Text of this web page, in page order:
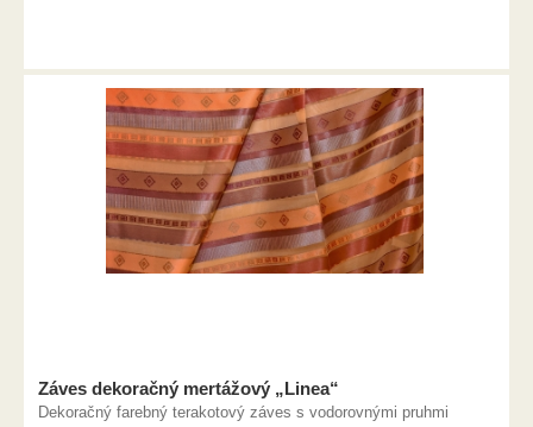
Záves dekoračný mertážový „Linea“
Dekoračný farebný terakotový záves s vodorovnými pruhmi